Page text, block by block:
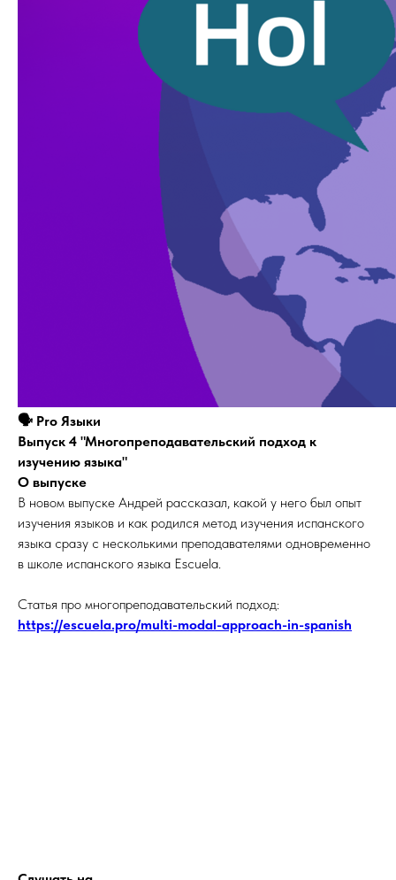
🗣️ Pro Языки
Выпуск 4 "Многопреподавательский подход к
изучению языка"
О выпуске
В новом выпуске Андрей рассказал, какой у него был опыт
изучения языков и как родился метод изучения испанского
языка сразу с несколькими преподавателями одновременно
в школе испанского языка Escuela.
Статья про многопреподавательский подход:
https://escuela.pro/multi-modal-approach-in-spanish